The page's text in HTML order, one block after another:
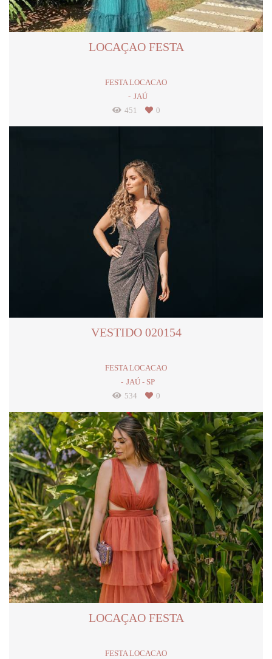
LOCAÇAO FESTA
FESTA LOCACAO
JAÚ
451
0
VESTIDO 020154
FESTA LOCACAO
JAÚ - SP
534
0
LOCAÇAO FESTA
FESTA LOCACAO